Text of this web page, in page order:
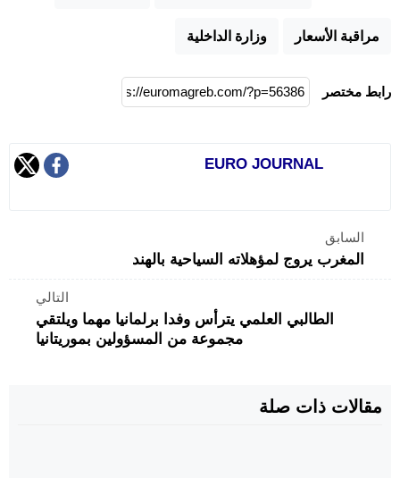
مراقبة الأسعار وزارة الداخلية
رابط مختصر
EURO JOURNAL
السابق
المغرب يروج لمؤهلاته السياحية بالهند
التالي
الطالبي العلمي يترأس وفدا برلمانيا مهما ويلتقي
مجموعة من المسؤولين بموريتانيا
مقالات ذات صلة